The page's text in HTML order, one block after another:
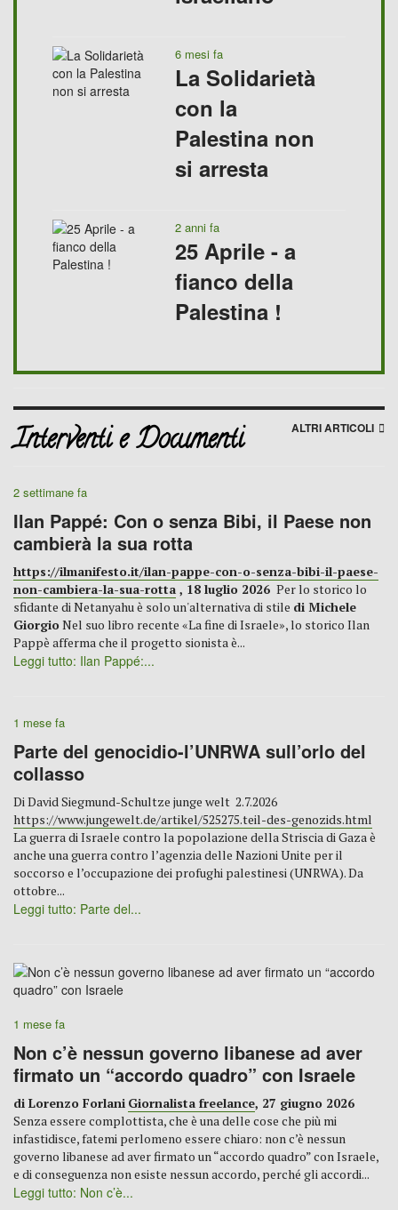
6 mesi fa
La Solidarietà
con la
Palestina non
si arresta
2 anni fa
25 Aprile - a
fianco della
Palestina !
Interventi e Documenti ALTRI ARTICOLI
2 settimane fa
Ilan Pappé: Con o senza Bibi, il Paese non
cambierà la sua rotta
https://ilmanifesto.it/ilan-pappe-con-o-senza-bibi-il-paese-
non-cambiera-la-sua-rotta , 18 luglio 2026 Per lo storico lo
sfidante di Netanyahu è solo un'alternativa di stile di Michele
GiorgioNel suo libro recente «La fine di Israele», lo storico Ilan
Pappè afferma che il progetto sionista è...
Leggi tutto: Ilan Pappé:...
1 mese fa
Parte del genocidio-l’UNRWA sull’orlo del
collasso
Di David Siegmund-Schultze junge welt 2.7.2026
https://www.jungewelt.de/artikel/525275.teil-des-genozids.html
La guerra di Israele contro la popolazione della Striscia di Gaza è
anche una guerra contro l’agenzia delle Nazioni Unite per il
soccorso e l’occupazione dei profughi palestinesi (UNRWA). Da
ottobre...
Leggi tutto: Parte del...
1 mese fa
Non c’è nessun governo libanese ad aver
firmato un “accordo quadro” con Israele
di Lorenzo Forlani Giornalista freelance, 27 giugno 2026
Senza essere complottista, che è una delle cose che più mi
infastidisce, fatemi perlomeno essere chiaro: non c’è nessun
governo libanese ad aver firmato un “accordo quadro” con Israele,
e di conseguenza non esiste nessun accordo, perché gli accordi...
Leggi tutto: Non c’è...